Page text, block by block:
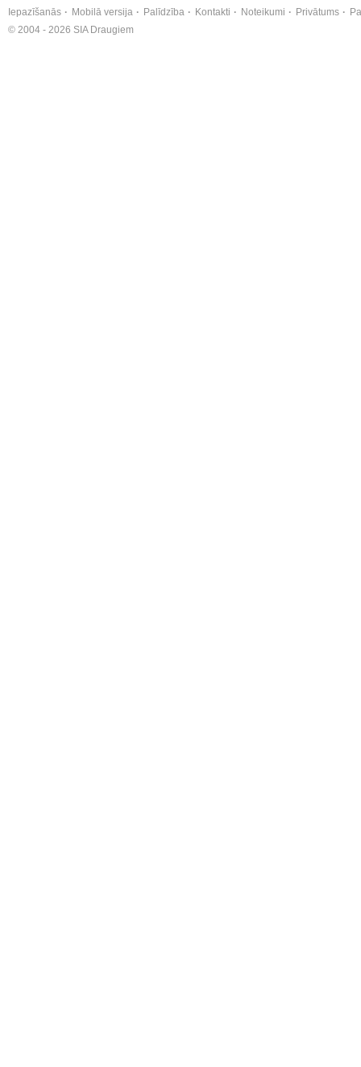
Iepazīšanās Mobilā versija Palīdzība Kontakti Noteikumi Privātums
© 2004 - 2026 SIA Draugiem